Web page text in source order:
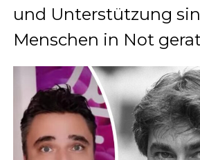
und Unterstützung
Menschen in Not